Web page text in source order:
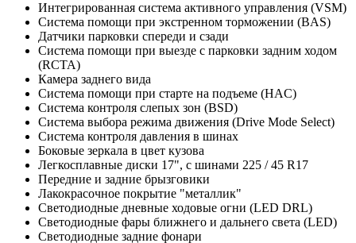
Интегрированная система активного управления (VSM)
Система помощи при экстренном торможении (BAS)
Датчики парковки спереди и сзади
Система помощи при выезде с парковки задним ходом
(RCTA)
Камера заднего вида
Система помощи при старте на подъеме (HAC)
Система контроля слепых зон (BSD)
Система выбора режима движения (Drive Mode Select)
Система контроля давления в шинах
Боковые зеркала в цвет кузова
Легкосплавные диски 17", с шинами 225 / 45 R17
Передние и задние брызговики
Лакокрасочное покрытие "металлик"
Светодиодные дневные ходовые огни (LED DRL)
Светодиодные фары ближнего и дальнего света (LED)
Светодиодные задние фонари